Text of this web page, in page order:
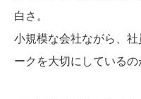
白さ。
小規模な会社ながら、
ークを大切にしているの